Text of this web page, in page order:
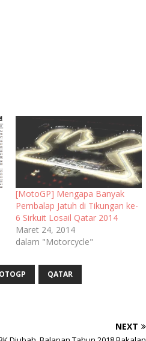
[MotoGP] Mengapa Banyak
Pembalap Jatuh di Tikungan ke-
6 Sirkuit Losail Qatar 2014
Maret 24, 2014
dalam "Motorcycle"
QATAR
NEXT